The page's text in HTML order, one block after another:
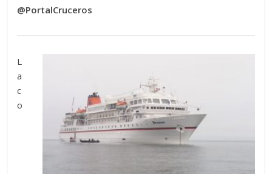
@PortalCruceros
L
a
c
o